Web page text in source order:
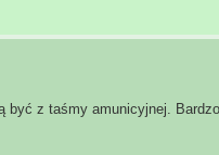
z taśmy amunicyjnej.